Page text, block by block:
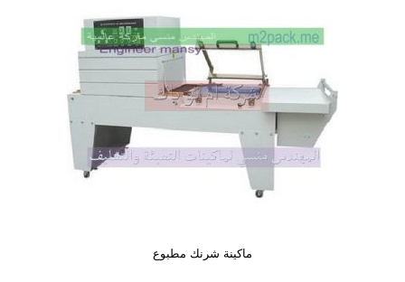
ماكينة شرنك مطبوع